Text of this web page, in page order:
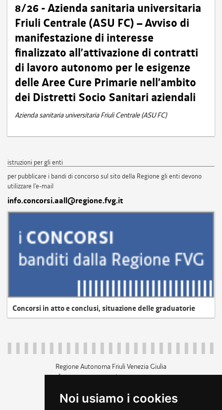
Noi usiamo i cookies
8/26 - Azienda sanitaria universitaria
Friuli Centrale (ASU FC) – Avviso di
manifestazione di interesse
finalizzato all’attivazione di contratti
di lavoro autonomo per le esigenze
delle Aree Cure Primarie nell’ambito
dei Distretti Socio Sanitari aziendali
Azienda sanitaria universitaria Friuli Centrale (ASU FC)
istruzioni per gli enti
per pubblicare i bandi di concorso sul sito della Regione gli enti devono
utilizzare l'e-mail
info.concorsi.aall@regione.fvg.it
Concorsi in atto e conclusi, situazione delle graduatorie
Regione Autonoma Friuli Venezia Giulia
c.f. 80014930327; p.iva 00526040324
+39 040 3771111